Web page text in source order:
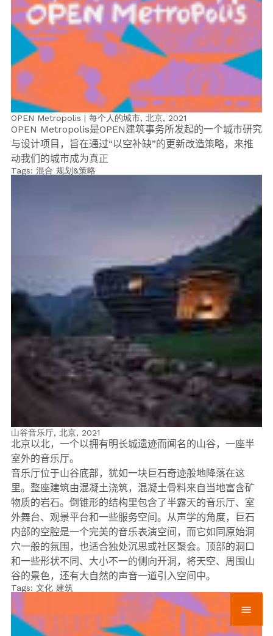
OPEN Metropolis | 每个人的城市, 北京, 2021
OPEN Metropolis是OPEN建筑事务所发起的一个城市研究
与设计项目，旨在通过“以空补缺”的更新改造策略，来推
动我们的城市成为真正
Tags: 混合 规划&策略
山谷音乐厅, 北京, 2021
北京以北，一个以拥有明长城遗迹而闻名的山谷，一座半
室外的音乐厅。
音乐厅位于山谷底部，犹如一块巨石奇迹般地降落在这
里。整座建筑由混凝土浇筑，混凝土骨料来自当地富含矿
物质的岩石。倒锥形的结构里包含了半露天的音乐厅、室
外舞台、观景平台和一些服务空间。从声学的角度，巨石
内部的空腔是一个完美的音乐表演空间，而它如同原始洞
穴一般的氛围，也适合独处沉思或社区聚会。顶部的洞口
和一些形状不同、大小不一的侧向开洞，将天空、周围山
谷的景色，还有大自然的声音一道引入空间中。
Tags: 文化 建筑
menu